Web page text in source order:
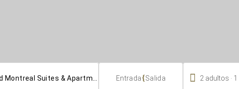
Entrada{Salida  2 adultos 1